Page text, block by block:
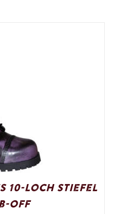
10-Loch Stiefel
Off